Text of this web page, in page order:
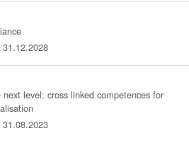
level: cross linked competences for